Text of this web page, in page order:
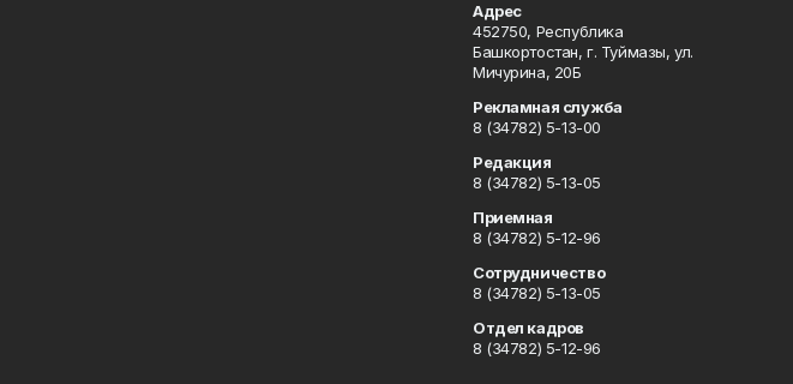
Адрес
452750, Республика
Башкортостан, г. Туймазы, ул.
Мичурина, 20Б
Рекламная служба
8 (34782) 5-13-00
Редакция
8 (34782) 5-13-05
Приемная
8 (34782) 5-12-96
Сотрудничество
8 (34782) 5-13-05
Отдел кадров
8 (34782) 5-12-96